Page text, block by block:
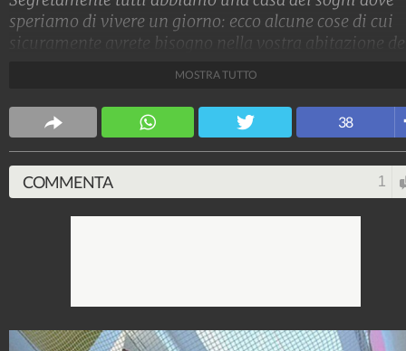
speriamo di vivere un giorno: ecco alcune cose di cui
sicuramente avrete bisogno nella vostra abitazione
Design Fanpage
70.431.665 349 video 13.554 foto
MOSTRA TUTTO
38
COMMENTA 1